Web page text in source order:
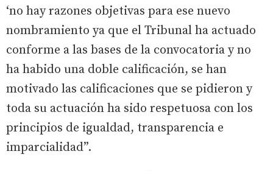
‘no hay razones objetivas para ese nuevo
nombramiento ya que el Tribunal ha actuado
conforme a las bases de la convocatoria y no
ha habido una doble calificación, se han
motivado las calificaciones que se pidieron y
toda su actuación ha sido respetuosa con los
principios de igualdad, transparencia e
imparcialidad”.